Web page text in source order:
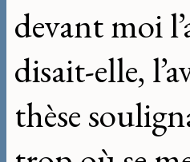
devant moi
disait-elle,
thèse